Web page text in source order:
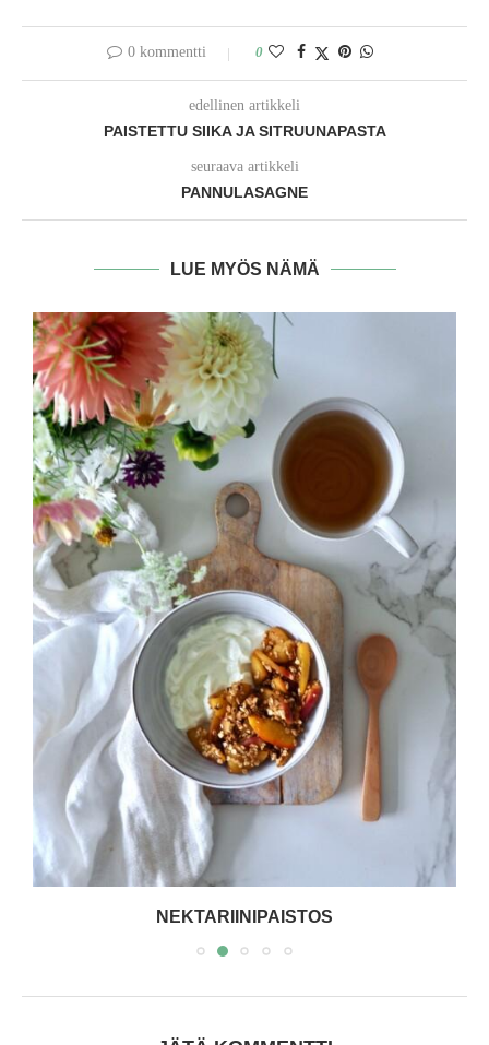
0 kommentti 0
edellinen artikkeli
PAISTETTU SIIKA JA SITRUUNAPASTA
seuraava artikkeli
PANNULASAGNE
LUE MYÖS NÄMÄ
NEKTARIINIPAISTOS